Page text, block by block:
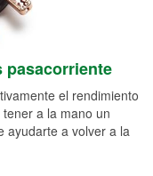
pasacorriente
el rendimiento
a la mano un
ayudarte a volver a la